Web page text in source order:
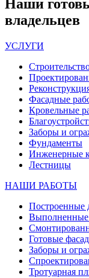
Наши
владельцев
УСЛУГИ
Фасадные
Кровельные
Заборы и
Фундаменты
Инженерные
Лестницы
НАШИ РАБОТЫ
Построенные
Выполненные
Готовые
Заборы и
Тротуарная